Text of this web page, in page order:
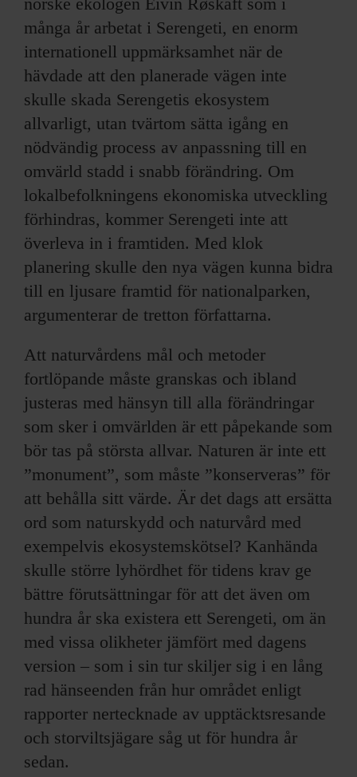
många år arbetat i Serengeti, en enorm
internationell uppmärksamhet när de
hävdade att den planerade vägen inte
skulle skada Serengetis ekosystem
allvarligt, utan tvärtom sätta igång en
nödvändig process av anpassning till en
omvärld stadd i snabb förändring. Om
lokalbefolkningens ekonomiska utveckling
förhindras, kommer Serengeti inte att
överleva in i framtiden. Med klok
planering skulle den nya vägen kunna bidra
till en ljusare framtid för nationalparken,
argumenterar de tretton författarna.
Att naturvårdens mål och metoder
fortlöpande måste granskas och ibland
justeras med hänsyn till alla förändringar
som sker i omvärlden är ett påpekande som
bör tas på största allvar. Naturen är inte ett
”monument”, som måste ”konserveras” för
att behålla sitt värde. Är det dags att ersätta
ord som naturskydd och naturvård med
exempelvis ekosystemskötsel? Kanhända
skulle större lyhördhet för tidens krav ge
bättre förutsättningar för att det även om
hundra år ska existera ett Serengeti, om än
med vissa olikheter jämfört med dagens
version – som i sin tur skiljer sig i en lång
rad hänseenden från hur området enligt
rapporter nertecknade av upptäcktsresande
och storviltsjägare såg ut för hundra år
sedan.